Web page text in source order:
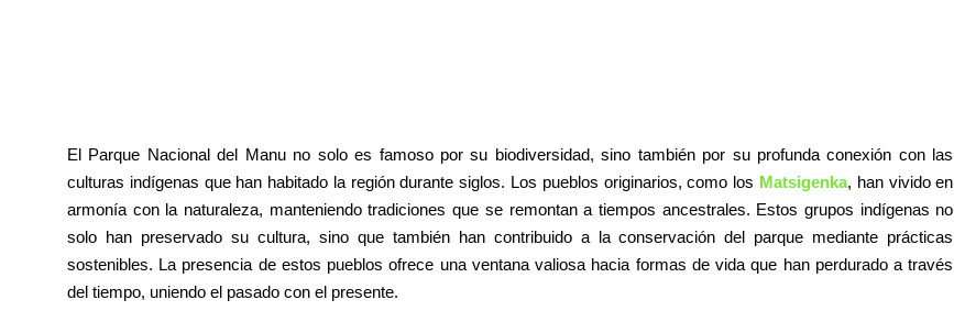
El Parque Nacional del Manu no solo es famoso por su biodiversidad, sino también por su profunda conexión con las
culturas indígenas que han habitado la región durante siglos. Los pueblos originarios, como los Matsigenka, han vivido en
armonía con la naturaleza, manteniendo tradiciones que se remontan a tiempos ancestrales. Estos grupos indígenas no
solo han preservado su cultura, sino que también han contribuido a la conservación del parque mediante prácticas
sostenibles. La presencia de estos pueblos ofrece una ventana valiosa hacia formas de vida que han perdurado a través
del tiempo, uniendo el pasado con el presente.